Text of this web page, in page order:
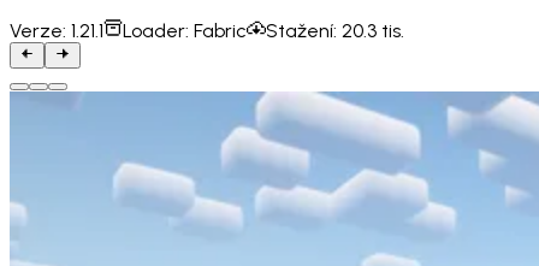
Verze: 1.21.1 Loader: Fabric Stažení: 20.3 tis.